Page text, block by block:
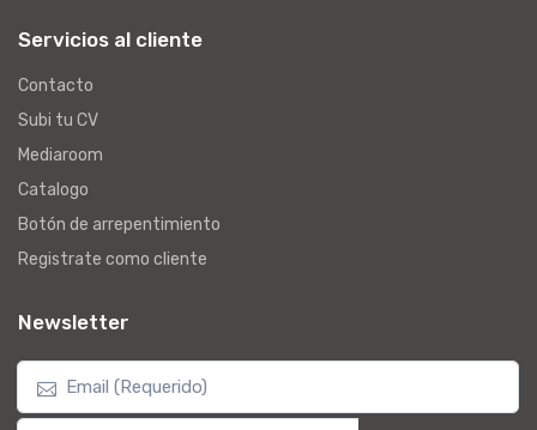
Servicios al cliente
Contacto
Subi tu CV
Mediaroom
Catalogo
Botón de arrepentimiento
Registrate como cliente
Newsletter